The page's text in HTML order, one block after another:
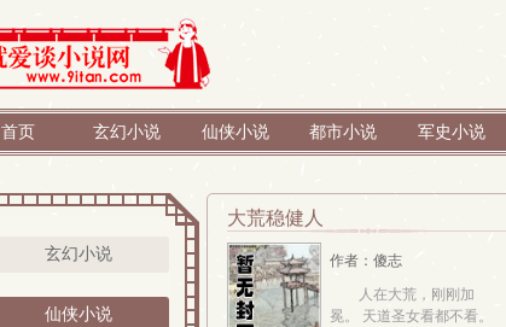
首页 玄幻小说 仙侠小说 都市小说 军史小说
玄幻小说
仙侠小说
大荒稳健人
作者：傻志
人在大荒，刚刚加
冕。 天道圣女看都不看。